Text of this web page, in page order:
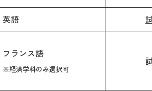
英語
フランス語
※経済学科のみ選択可